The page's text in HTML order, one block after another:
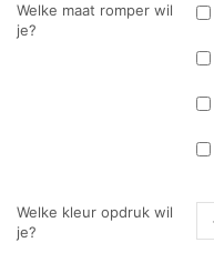
Welke maat romper wil
je?
Welke kleur opdruk wil
je?